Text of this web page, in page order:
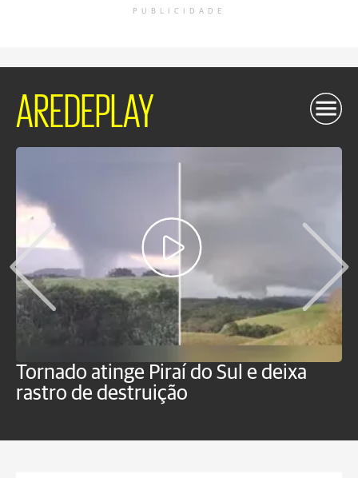
PUBLICIDADE
AREDEPLAY
Tornado atinge Piraí do Sul e deixa
rastro de destruição